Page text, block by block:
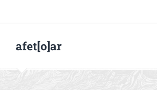
afet[o]ar